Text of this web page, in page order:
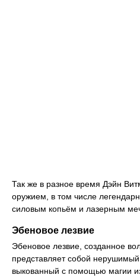
Так же в разное время Дэйн
оружием, в том числе
силовым копьём и лазерным
Эбеновое лезвие
Эбеновое лезвие, созданное
представляет собой
выкованный с помощью магии